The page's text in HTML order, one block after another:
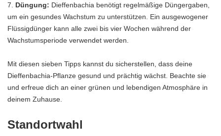
Düngung: Dieffenbachia benötigt regelmäßige Düngergaben,
um ein gesundes Wachstum zu unterstützen. Ein ausgewogener
Flüssigdünger kann alle zwei bis vier Wochen während der
Wachstumsperiode verwendet werden.
Mit diesen sieben Tipps kannst du sicherstellen, dass deine
Dieffenbachia-Pflanze gesund und prächtig wächst. Beachte sie
und erfreue dich an einer grünen und lebendigen Atmosphäre in
deinem Zuhause.
Standortwahl